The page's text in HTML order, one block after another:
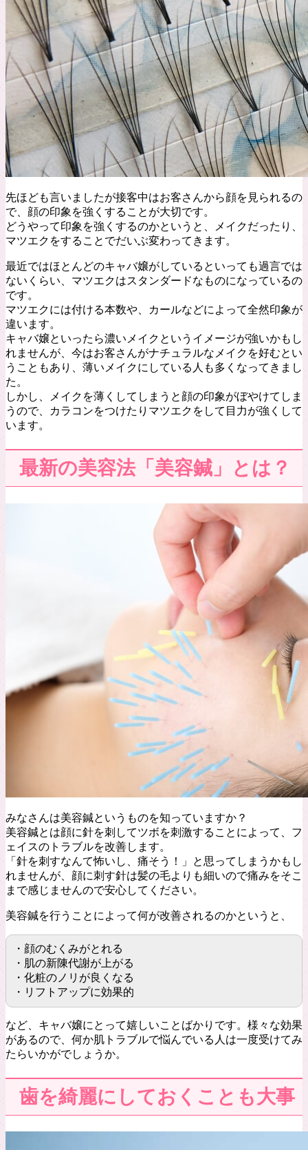
先ほども言いましたが接客中はお客さんから顔を見られるの
で、顔の印象を強くすることが大切です。
どうやって印象を強くするのかというと、メイクだったり、
マツエクをすることでだいぶ変わってきます。
最近ではほとんどのキャバ嬢がしているといっても過言では
ないくらい、マツエクはスタンダードなものになっているの
です。
マツエクには付ける本数や、カールなどによって全然印象が
違います。
キャバ嬢といったら濃いメイクというイメージが強いかもし
れませんが、今はお客さんがナチュラルなメイクを好むとい
うこともあり、薄いメイクにしている人も多くなってきまし
た。
しかし、メイクを薄くしてしまうと顔の印象がぼやけてしま
うので、カラコンをつけたりマツエクをして目力が強くして
います。
最新の美容法「美容鍼」とは？
みなさんは美容鍼というものを知っていますか？
美容鍼とは顔に針を刺してツボを刺激することによって、フ
ェイスのトラブルを改善します。
「針を刺すなんて怖いし、痛そう！」と思ってしまうかもし
れませんが、顔に刺す針は髪の毛よりも細いので痛みをそこ
まで感じませんので安心してください。
美容鍼を行うことによって何が改善されるのかというと、
・顔のむくみがとれる
・肌の新陳代謝が上がる
・化粧のノリが良くなる
・リフトアップに効果的
など、キャバ嬢にとって嬉しいことばかりです。様々な効果
があるので、何か肌トラブルで悩んでいる人は一度受けてみ
たらいかがでしょうか。
歯を綺麗にしておくことも大事